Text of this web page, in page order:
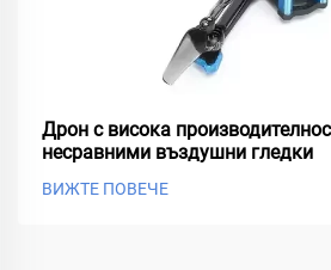
Дрон с висока
несравними въздушни гледки
ВИЖТЕ ПОВЕЧЕ